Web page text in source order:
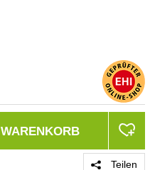
WARENKORB
Teilen